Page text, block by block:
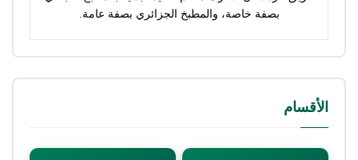
بصفة خاصة، والمطبخ الجزائري بصفة عامة.
الأقسام